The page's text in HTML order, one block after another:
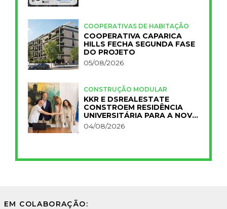
COOPERATIVAS DE HABITAÇÃO
COOPERATIVA CAPARICA
HILLS FECHA SEGUNDA FASE
DO PROJETO
05/08/2026
CONSTRUÇÃO MODULAR
KKR E DSREALESTATE
CONSTROEM RESIDÊNCIA
UNIVERSITÁRIA PARA A NOVA
FCT
04/08/2026
EM COLABORAÇÃO: